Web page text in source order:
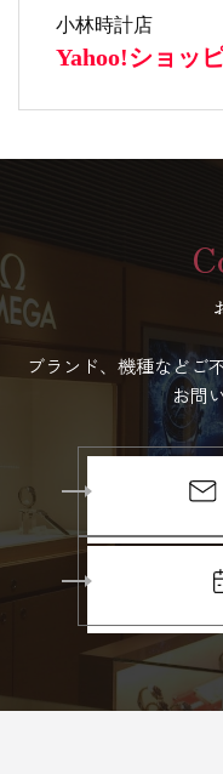
ブランド、機種などご
お問